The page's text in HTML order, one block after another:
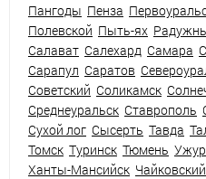
Пангоды Пенза
Полевской Пыть-ях
Салават Салехард Самара
Сарапул Саратов
Советский Соликамск
Среднеуральск Ставрополь
Сухой лог Сысерть Тавда
Томск Туринск Тюмень Ужур
Ханты-Мансийск Чайковский